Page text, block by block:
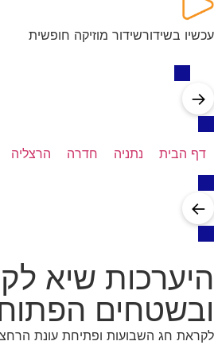
עכשיו בשידורשידור מוזיקה חופשית
→
דף הבית נתניה חדרה הרצליה
←
היערכות שיא
ובשטחים
לקראת חג השבועות ופתיחת עונת